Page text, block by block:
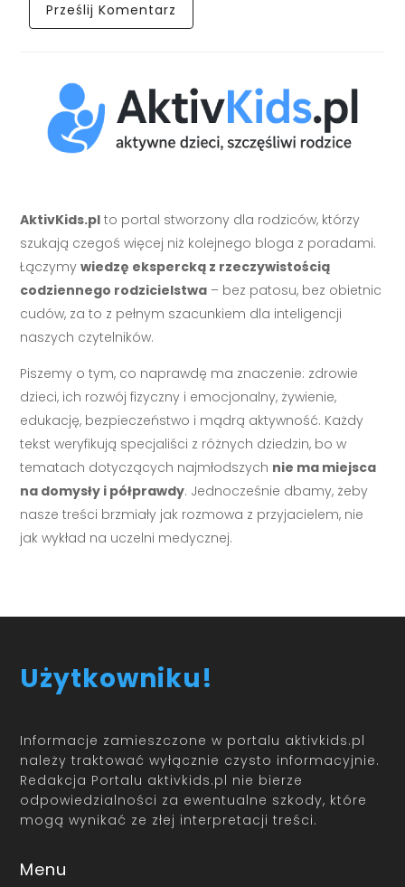
AktivKids.pl to portal stworzony dla rodziców, którzy
szukają czegoś więcej niż kolejnego bloga z poradami.
Łączymywiedzę ekspercką z rzeczywistością
codziennego rodzicielstwa – bez patosu, bez obietnic
cudów, za to z pełnym szacunkiem dla inteligencji
naszych czytelników.
Piszemy o tym, co naprawdę ma znaczenie: zdrowie
dzieci, ich rozwój fizyczny i emocjonalny, żywienie,
edukację, bezpieczeństwo i mądrą aktywność. Każdy
tekst weryfikują specjaliści z różnych dziedzin, bo w
tematach dotyczących najmłodszych nie ma miejsca
na domysły i półprawdy. Jednocześnie dbamy, żeby
nasze treści brzmiały jak rozmowa z przyjacielem, nie
jak wykład na uczelni medycznej.
Użytkowniku!
Informacje zamieszczone w portalu aktivkids.pl
należy traktować wyłącznie czysto informacyjnie.
Redakcja Portalu aktivkids.pl nie bierze
odpowiedzialności za ewentualne szkody, które
mogą wynikać ze złej interpretacji treści.
Menu